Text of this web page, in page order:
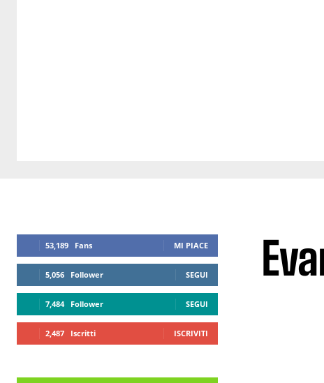
53,189 Fans MI PIACE
5,056 Follower SEGUI
7,484 Follower SEGUI
2,487 Iscritti ISCRIVITI